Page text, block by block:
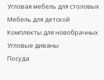
Угловая мебель для столовых
Мебель для детской
Комплекты для новобрачных
Угловые диваны
Посуда